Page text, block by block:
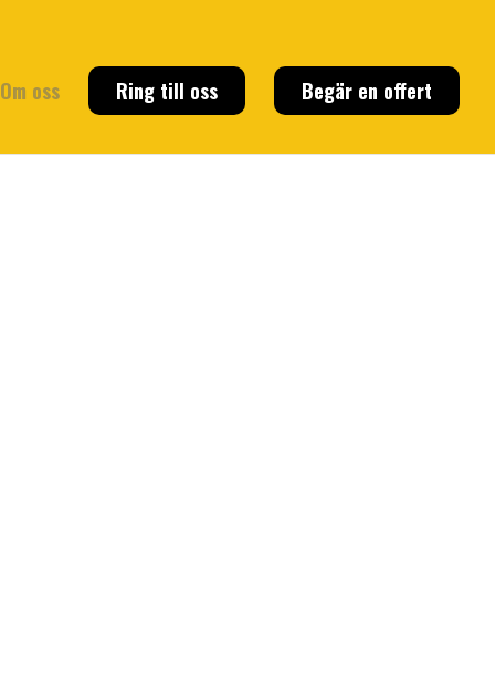
Om oss Ring till oss Begär en offert